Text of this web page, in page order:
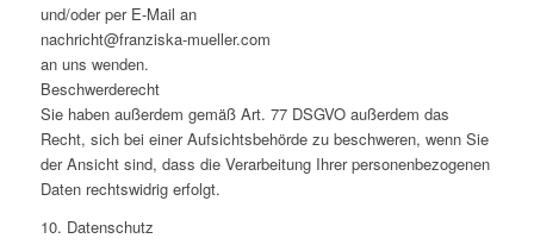
und/oder per E-Mail an
nachricht@franziska-mueller.com
an uns wenden.
Beschwerderecht
Sie haben außerdem gemäß Art. 77 DSGVO außerdem das
Recht, sich bei einer Aufsichtsbehörde zu beschweren, wenn Sie
der Ansicht sind, dass die Verarbeitung Ihrer personenbezogenen
Daten rechtswidrig erfolgt.
10. Datenschutz